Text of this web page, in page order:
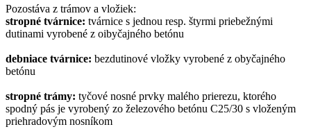
Pozostáva z trámov a vložiek:
stropné tvárnice: tvárnice s jednou resp. štyrmi priebežnými
dutinami vyrobené z oibyčajného betónu
debniace tvárnice: bezdutinové vložky vyrobené z obyčajného
betónu
stropné trámy: tyčové nosné prvky malého prierezu, ktorého
spodný pás je vyrobený zo železového betónu C25/30 s vloženým
priehradovým nosníkom